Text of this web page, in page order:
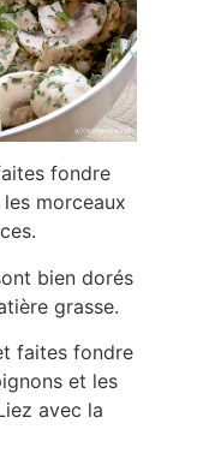
fondre
morceaux
bien dorés
grasse.
faites fondre
et les
avec la